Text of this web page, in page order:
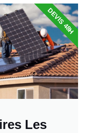
Les
DEVIS 48H